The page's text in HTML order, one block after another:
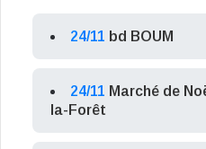
24/11 bd BOUM
24/11 Marché de
la-Forêt